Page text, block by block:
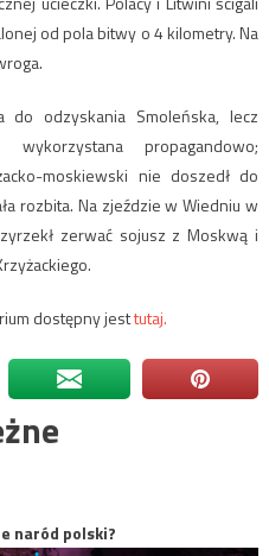
od pola bitwy o 4 kilometry. Na
do odzyskania Smoleńska, lecz
propagandowo;
moskiewski nie doszedł do
rozbita. Na zjeździe w Wiedniu w
zerwać sojusz z Moskwą i
dostępny jesttutaj.
naród polski?